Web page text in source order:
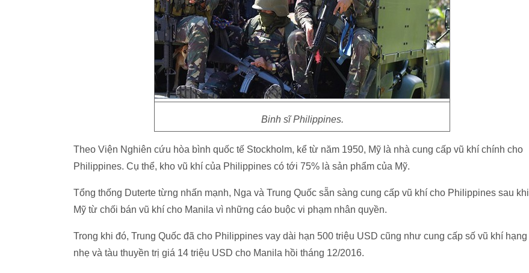
Binh sĩ Philippines.
Theo Viện Nghiên cứu hòa bình quốc tế Stockholm, kể từ năm 1950, Mỹ là nhà cung cấp vũ khí chính cho
Philippines. Cụ thể, kho vũ khí của Philippines có tới 75% là sản phẩm của Mỹ.
Tổng thống Duterte từng nhấn mạnh, Nga và Trung Quốc sẵn sàng cung cấp vũ khí cho Philippines sau khi
Mỹ từ chối bán vũ khí cho Manila vì những cáo buộc vi phạm nhân quyền.
Trong khi đó, Trung Quốc đã cho Philippines vay dài hạn 500 triệu USD cũng như cung cấp số vũ khí hạng
nhẹ và tàu thuyền trị giá 14 triệu USD cho Manila hồi tháng 12/2016.